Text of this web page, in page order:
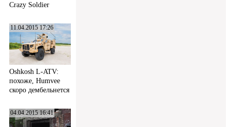
Crazy Soldier
11.04.2015 17:26
Oshkosh L-ATV:
похоже, Humvee
скоро дембельнется
04.04.2015 16:41